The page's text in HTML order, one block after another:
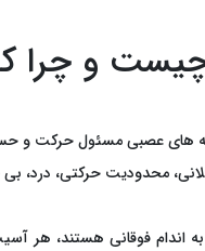
و چرا
‌های عصبی مسئول حرکت و حس
محدودیت حرکتی، درد،
فوقانی هستند، هر